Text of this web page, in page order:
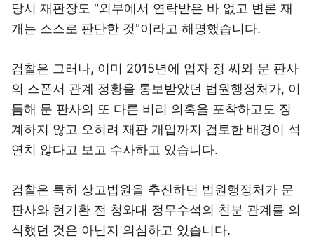
당시 재판장도 "외부에서 연락받은 바 없고 변론 재
개는 스스로 판단한 것"이라고 해명했습니다.
검찰은 그러나, 이미 2015년에 업자 정 씨와 문 판사
의 스폰서 관계 정황을 통보받았던 법원행정처가, 이
듬해 문 판사의 또 다른 비리 의혹을 포착하고도 징
계하지 않고 오히려 재판 개입까지 검토한 배경이 석
연치 않다고 보고 수사하고 있습니다.
검찰은 특히 상고법원을 추진하던 법원행정처가 문
판사와 현기환 전 청와대 정무수석의 친분 관계를 의
식했던 것은 아닌지 의심하고 있습니다.